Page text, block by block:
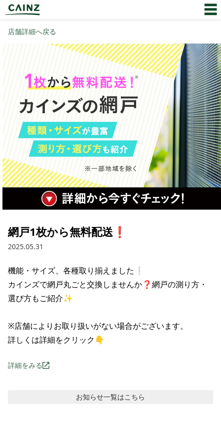
店舗詳細へ戻る
網戸1枚から無料配送❗
2025.05.31
機能・サイズ、各種取り揃えました❕
カインズで網戸丸ごと交換しませんか❓網戸の測り方・
選び方もご紹介✨
※店舗によりお取り扱いがない場合がございます。
詳しくは詳細をクリック👇
詳細をみる
お知らせ一覧はこちら